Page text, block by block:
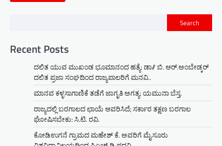
Search
Recent Posts
ದಲಿತ ಯುವ ಮುಖಂಡ ಭೂಮಾನಂದ ಹತ್ಯೆ: ಡಾ// ಬಿ. ಆರ್.ಅಂಬೇಡ್ಕರ್
ದಲಿತ ಪ್ರಜಾ ಸಂಘದಿಂದ ರಾಜ್ಯಪಾಲರಿಗೆ ಮನವಿ..
ಮಾನವ ಕಳ್ಳಸಾಗಾಣಿಕೆ ತಡೆಗೆ ಜಾಗೃತಿ ಅಗತ್ಯ: ಯಮುನಾ ಬೆಸ್ತ.
ರಾಜ್ಯದಲ್ಲಿ ಬರಗಾಲದ ಛಾಯೆ ಆವರಿಸಿದೆ; ಸರ್ಕಾರ ತಕ್ಷಣ ಬರಗಾಲ
ಘೋಷಿಸಬೇಕು: ಸಿ.ಟಿ. ರವಿ.
ಕೋಡಿಉಗನೆ ಗ್ರಾಮದ ಮಹೇಶ್ ಕೆ. ಅವರಿಗೆ ಮೈಸೂರು